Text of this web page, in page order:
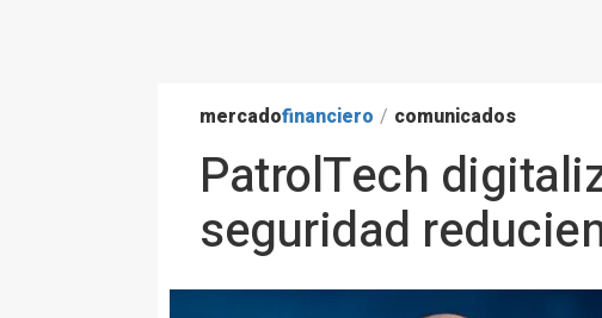
mercadofinanciero / comunicados
PatrolTech
seguridad